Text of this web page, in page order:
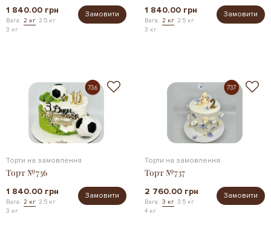
1 840.00 грн
Вага: 2 кг 2.5 кг
3 кг
Замовити 1 840.00 грн
Вага: 2 кг 2.5 кг
3 кг
Замовити
Торти на замовлення
Торт №736
1 840.00 грн
Вага: 2 кг 2.5 кг
3 кг
Замовити
Торти на замовлення
Торт №737
2 760.00 грн
Вага: 3 кг 3.5 кг
4 кг
Замовити